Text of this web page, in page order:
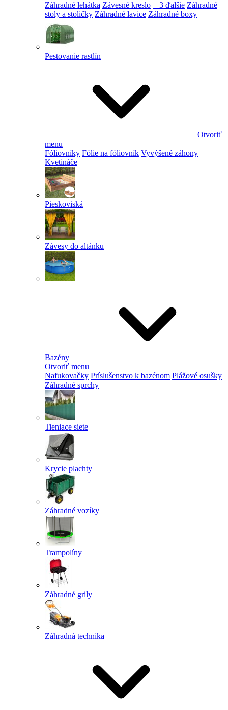
Záhradné lehátka Závesné kreslo + 3 ďalšie Záhradné
stoly a stoličky Záhradné lavice Záhradné boxy
Pestovanie rastlín
Otvoriť
menu
Fóliovníky Fólie na fóliovník Vyvýšené záhony
Kvetináče
Pieskoviská
Závesy do altánku
Bazény
Otvoriť menu
Nafukovačky Príslušenstvo k bazénom Plážové osušky
Záhradné sprchy
Tieniace siete
Krycie plachty
Záhradné vozíky
Trampolíny
Záhradné grily
Záhradná technika